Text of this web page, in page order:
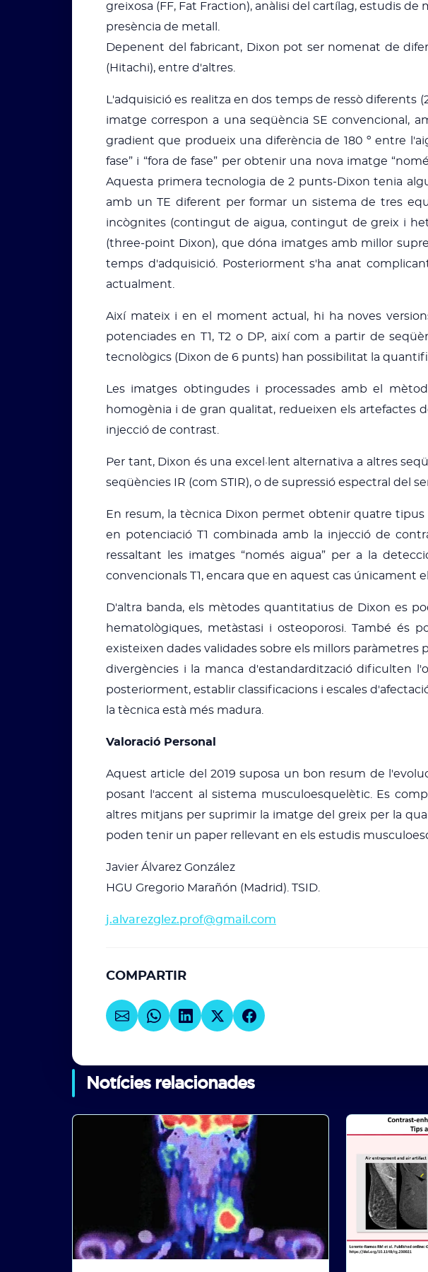
greixosa (FF, Fat Fraction), anàlisi del cartílag, estudis
presència de metall.
Depenent del fabricant, Dixon pot ser nomenat de
(Hitachi), entre d'altres.
L'adquisició es realitza en dos temps de ressò diferents
imatge correspon a una seqüència SE convencional,
gradient que produeix una diferència de 180 º entre
fase” i “fora de fase” per obtenir una nova imatge
Aquesta primera tecnologia de 2 punts-Dixon tenia
amb un TE diferent per formar un sistema de tres
incògnites (contingut de aigua, contingut de greix i
(three-point Dixon), que dóna imatges amb millor
temps d'adquisició. Posteriorment s'ha anat
actualment.
Així mateix i en el moment actual, hi ha noves
potenciades en T1, T2 o DP, així com a partir de
tecnològics (Dixon de 6 punts) han possibilitat la
Les imatges obtingudes i processades amb el
homogènia i de gran qualitat, redueixen els
injecció de contrast.
Per tant, Dixon és una excel·lent alternativa a altres
seqüències IR (com STIR), o de supressió espectral del
En resum, la tècnica Dixon permet obtenir quatre tipus
en potenciació T1 combinada amb la injecció de
ressaltant les imatges “només aigua” per a la
convencionals T1, encara que en aquest cas únicament
D'altra banda, els mètodes quantitatius de Dixon es
hematològiques, metàstasi i osteoporosi. També és
existeixen dades validades sobre els millors paràmetres
divergències i la manca d'estandardització dificulten
posteriorment, establir classificacions i escales
la tècnica està més madura.
Valoració Personal
Aquest article del 2019 suposa un bon resum de
posant l'accent al sistema musculoesquelètic. Es
altres mitjans per suprimir la imatge del greix per la
poden tenir un paper rellevant en els estudis
Javier Álvarez González
HGU Gregorio Marañón (Madrid). TSID.
j.alvarezglez.prof@gmail.com
COMPARTIR
Notícies relacionades